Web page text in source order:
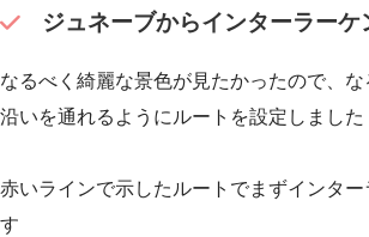
ジュネーブからインターラーケ
なるべく綺麗な景色が見たかったので、
沿いを通れるようにルートを設定しました
赤いラインで示したルートでまずインター
す